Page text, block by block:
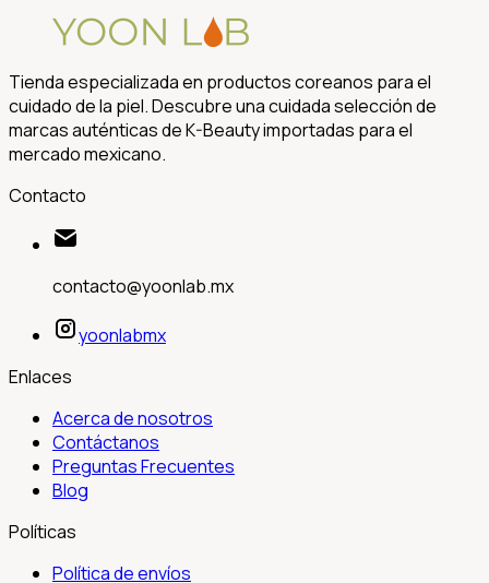
Tienda especializada en productos coreanos para el
cuidado de la piel. Descubre una cuidada selección de
marcas auténticas de K-Beauty importadas para el
mercado mexicano.
Contacto
contacto@yoonlab.mx
yoonlabmx
Enlaces
Acerca de nosotros
Contáctanos
Preguntas Frecuentes
Blog
Políticas
Política de envíos